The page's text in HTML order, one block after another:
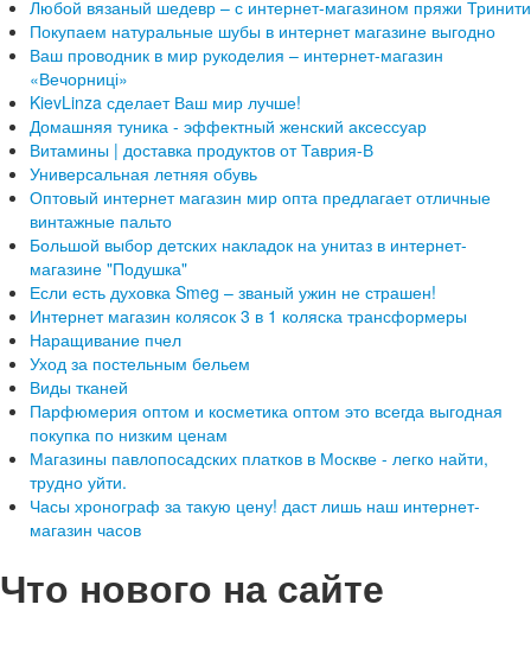
Любой вязаный шедевр – с интернет-магазином пряжи Тринити
Покупаем натуральные шубы в интернет магазине выгодно
Ваш проводник в мир рукоделия – интернет-магазин
«Вечорниці»
KievLinza сделает Ваш мир лучше!
Домашняя туника - эффектный женский аксессуар
Витамины | доставка продуктов от Таврия-В
Универсальная летняя обувь
Оптовый интернет магазин мир опта предлагает отличные
винтажные пальто
Большой выбор детских накладок на унитаз в интернет-
магазине "Подушка"
Если есть духовка Smeg – званый ужин не страшен!
Интернет магазин колясок 3 в 1 коляска трансформеры
Наращивание пчел
Уход за постельным бельем
Виды тканей
Парфюмерия оптом и косметика оптом это всегда выгодная
покупка по низким ценам
Магазины павлопосадских платков в Москве - легко найти,
трудно уйти.
Часы хронограф за такую цену! даст лишь наш интернет-
магазин часов
Что нового на сайте